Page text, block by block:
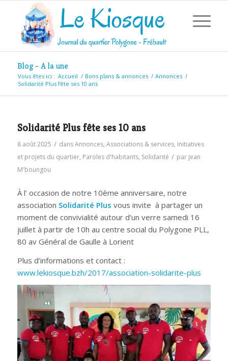
Blog - A la une
Vous êtes ici : Accueil / Bons plans & annonces / Annonces /
Solidarité Plus fête ses 10 ans
Solidarité Plus fête ses 10 ans
8 août 2025 / dansAnnonces, Associations & services, Initiatives
et projets du quartier, Paroles d'habitants, Solidarité / par Jean
M'boungou
À l’ occasion de notre 10ème anniversaire, notre
association Solidarité Plus vous invite à partager un
moment de convivialité autour d’un verre samedi 16
juillet à partir de 10h au centre social du Polygone PLL,
80 av Général de Gaulle à Lorient
Plus d’informations et contact :
www.lekiosque.bzh/2017/association-solidarite-plus